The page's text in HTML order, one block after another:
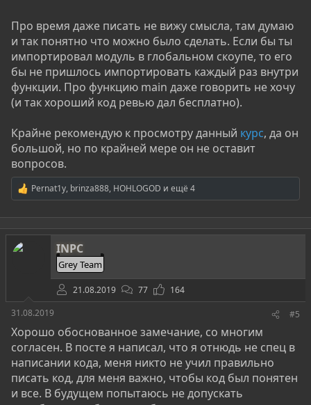
Про время даже писать не вижу смысла, там думаю
и так понятно что можно было сделать. Если бы ты
импортировал модуль в глобальном скоупе, то его
бы не пришлось импортировать каждый раз внутри
функции. Про функцию main даже говорить не хочу
(и так хороший код ревью дал бесплатно).
Крайне рекомендую к просмотру данный курс, да он
большой, но по крайней мере он не оставит
вопросов.
Р
е
а
к
ц
и
Pernat1y, brinza888, HOHLOGOD и ещё 4
INPC
Grey Team
21.08.2019 77
164
31.08.2019
#5
Хорошо обоснованное замечание, со многим
согласен. В посте я написал, что я отнюдь не спец в
написании кода, меня никто не учил правильно
писать код, для меня важно, чтобы код был понятен
и все. В будущем попытаюсь не допускать